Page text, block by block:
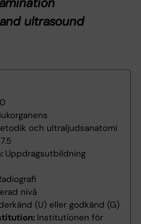
ultrasound
och ultraljudsanatomi
7.5
Uppdragsutbildning
nivå
(U) eller godkänd (G)
Institutionen för